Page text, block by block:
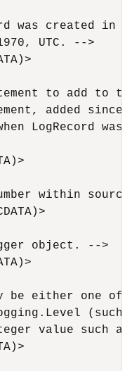
was created in
UTC. -->
to add to
added since
LogRecord was
within source
object. -->
be either one of
(such as
value such